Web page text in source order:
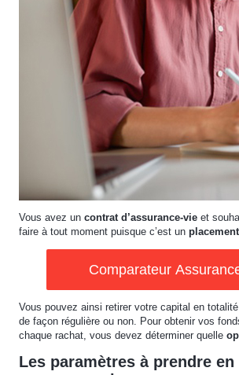
Vous avez un contrat d’assurance-vie et
faire à tout moment puisque c’est un
Comparateur
Vous pouvez ainsi retirer votre capital en
de façon régulière ou non. Pour obtenir vos
chaque rachat, vous devez déterminer quelle
Les paramètres à prendre